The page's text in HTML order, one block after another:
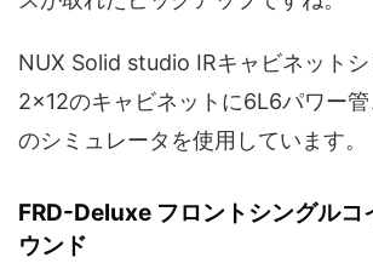
NUX Solid studio IRキャビネット
2×12のキャビネットに6L6パワー
のシミュレータを使用しています。
FRD-Deluxe フロントシングルコ
ウンド